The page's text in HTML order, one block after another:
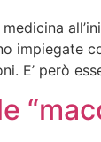
impiegate
E’ però